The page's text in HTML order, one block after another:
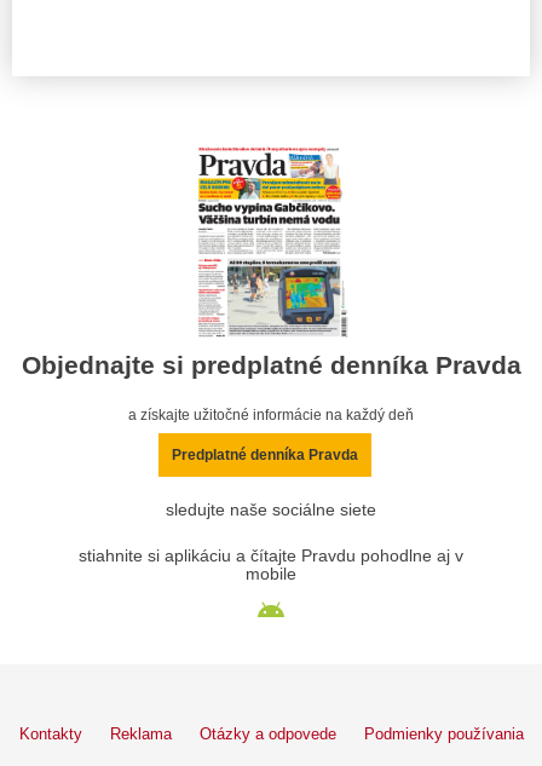
Objednajte si predplatné denníka Pravda
a získajte užitočné informácie na každý deň
Predplatné denníka Pravda
sledujte naše sociálne siete
stiahnite si aplikáciu a čítajte Pravdu pohodlne aj v
mobile
Kontakty Reklama Otázky a odpovede Podmienky používania